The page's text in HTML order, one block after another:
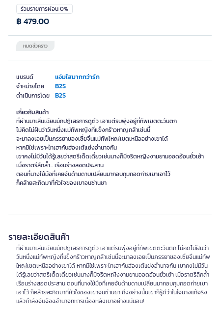
แบรนด์ แจ่มใสมากกว่ารัก
จำหน่ายโดย B2S
ดำเนินการโดย B2S
ร่วมรายการผ่อน 0%
หมดชั่วคราว
฿ 479.00
เกี่ยวกับสินค้า
ที่ผ่านมาเสิ่นเฉียนมักปฏิเสธการดูตัว เอาแต่รบพุ่งอยู่ที่ทัพเขตตะวันตก
ไม่คิดไม่ฝันว่าวันหนึ่งแม่ทัพหญิงที่แข็งกร้าวหาญกล้าเช่นนี้
จะมาลงเอยเป็นภรรยาของเซี่ยจิ่นแม่ทัพใหญ่เขตเหนืออย่างเขาได้
หากมิใช่เพราะไทเฮากับฮ่องเต้แย่งอำนาจกัน
เขาคงไม่มีวันได้รู้เลยว่าสตรีเด็ดเดี่ยวเช่นนางก็มีจริตหญิงงามยามออดอ้อนยั่วเย้า
เมื่อราตรีลึกล้ำ... เรือนร่างสอดประสาน
ตอนที่นางใช้มือที่เคยจับด้ามดาบเปลี่ยนมากอบกุมกอดก่ายเขาเอาไว้
รายละเอียดสินค้า
ที่ผ่านมาเสิ่นเฉียนมักปฏิเสธการดูตัว เอาแต่รบพุ่งอยู่ที่ทัพเขตตะวันตก ไม่คิดไม่ฝันว่า
วันหนึ่งแม่ทัพหญิงที่แข็งกร้าวหาญกล้าเช่นนี้จะมาลงเอยเป็นภรรยาของเซี่ยจิ่นแม่ทัพ
ใหญ่เขตเหนืออย่างเขาได้ หากมิใช่เพราะไทเฮากับฮ่องเต้แย่งอำนาจกัน เขาคงไม่มีวัน
ได้รู้เลยว่าสตรีเด็ดเดี่ยวเช่นนางก็มีจริตหญิงงามยามออดอ้อนยั่วเย้า เมื่อราตรีลึกล้ำ
เรือนร่างสอดประสาน ตอนที่นางใช้มือที่เคยจับด้ามดาบเปลี่ยนมากอบกุมกอดก่ายเขา
เอาไว้ ก็คล้ายสะกิดมาที่หัวใจของเขาจนซ่านชา ถึงอย่างนั้นเขาก็รู้ดีว่าในใจนางแท้จริง
แล้วกำลังจับจ้องอำนาจทหารเบื้องหลังเขาอย่างแน่นอน!